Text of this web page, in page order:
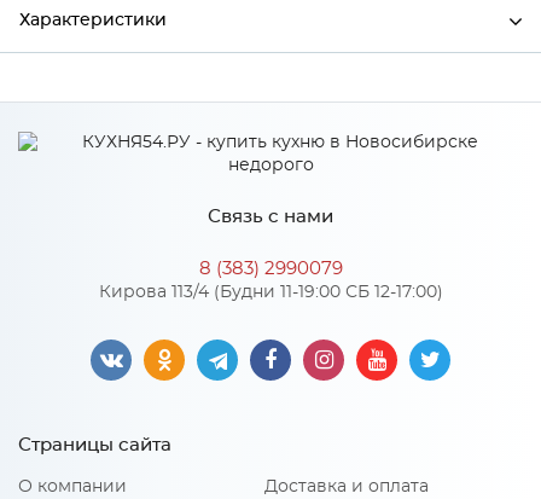
Характеристики
Высота 750
Белый/Ателье светлое
4 ящика по середине
Связь с нами
8 (383) 2990079
Кирова 113/4 (Будни 11-19:00 СБ 12-17:00)
Страницы сайта
О компании Доставка и оплата